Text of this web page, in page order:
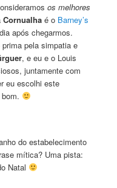
os melhores
Cornualha é o Barney’s
após chegarmos.
prima pela simpatia e
, e eu e o Louis
juntamente com
eu escolhi este
do estabelecimento
mítica? Uma pista:
Natal